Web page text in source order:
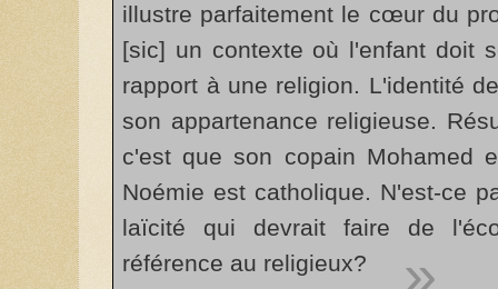
illustre parfaitement le cœur du
[sic] un contexte où l'enfant doit
rapport à une religion. L'identité
son appartenance religieuse.
c'est que son copain Mohamed
Noémie est catholique. N'est-ce
laïcité qui devrait faire de
référence au religieux?